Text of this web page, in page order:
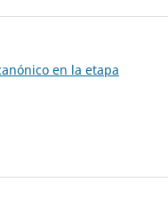
en la etapa